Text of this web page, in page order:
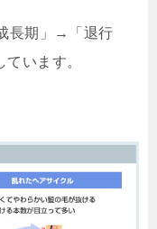
長期」→「退行
います。